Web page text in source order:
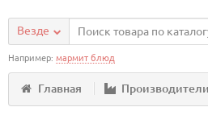
Везде
Например:мармит блюд
Главная Производители